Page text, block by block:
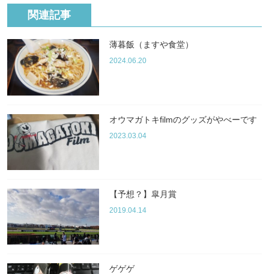
関連記事
薄暮飯（ますや食堂）
2024.06.20
オウマガトキfilmのグッズがやべーです
2023.03.04
【予想？】皐月賞
2019.04.14
ゲゲゲ